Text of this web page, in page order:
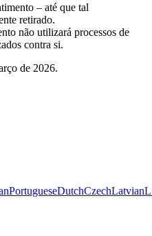
– até que tal
retirado.
não utilizará processos de
contra si.
de 2026.
PortugueseDutchCzechLatvian